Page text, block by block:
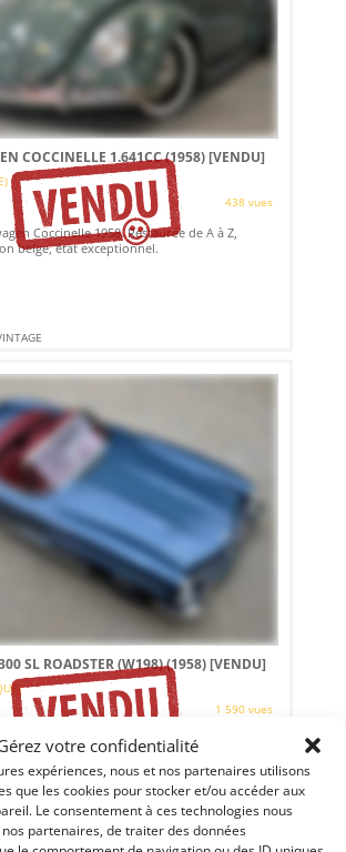
votre confidentialité
expériences, nous et nos partenaires utilisons
que les cookies pour stocker et/ou accéder aux
Le consentement à ces technologies nous
partenaires, de traiter des données
COCCINELLE 1.641CC (1958)[VENDU]
438 vues
Coccinelle 1958. Restaurée de A à Z,
belge, état exceptionnel.
SL ROADSTER (W198) (1958)[VENDU]
1 590 vues
300 SL Roadster de 1958 (W198) en état
Numbers, entièrement restaurée en
combinaison de couleurs Mittelblau
en cuir rouge.
Motorcars